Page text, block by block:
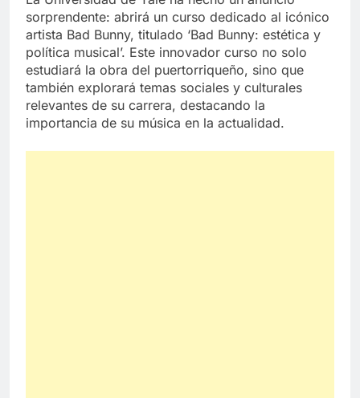
sorprendente: abrirá un curso dedicado al icónico
artista Bad Bunny, titulado ‘Bad Bunny: estética y
política musical’. Este innovador curso no solo
estudiará la obra del puertorriqueño, sino que
también explorará temas sociales y culturales
relevantes de su carrera, destacando la
importancia de su música en la actualidad.